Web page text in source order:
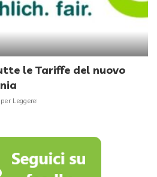
le Tariffe del nuovo
Leggere